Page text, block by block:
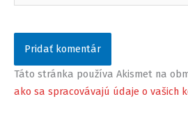
Táto stránka používa Akismet na
ako sa spracovávajú údaje o vašich